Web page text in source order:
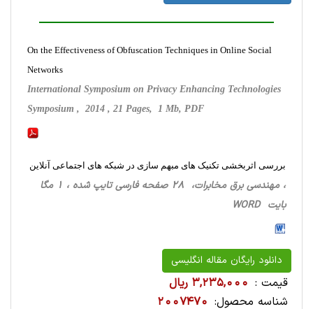
On the Effectiveness of Obfuscation Techniques in Online Social
Networks
International Symposium on Privacy Enhancing Technologies
Symposium , 2014 , 21 Pages, 1 Mb, PDF
بررسی اثربخشی تکنیک های مبهم سازی در شبکه های اجتماعی آنلاین
، مهندسی برق مخابرات، 28 صفحه فارسی تایپ شده ، 1 مگا
بایت WORD
دانلود رایگان مقاله انگلیسی
قیمت : 3,235,000 ریال
شناسه محصول: 2007470